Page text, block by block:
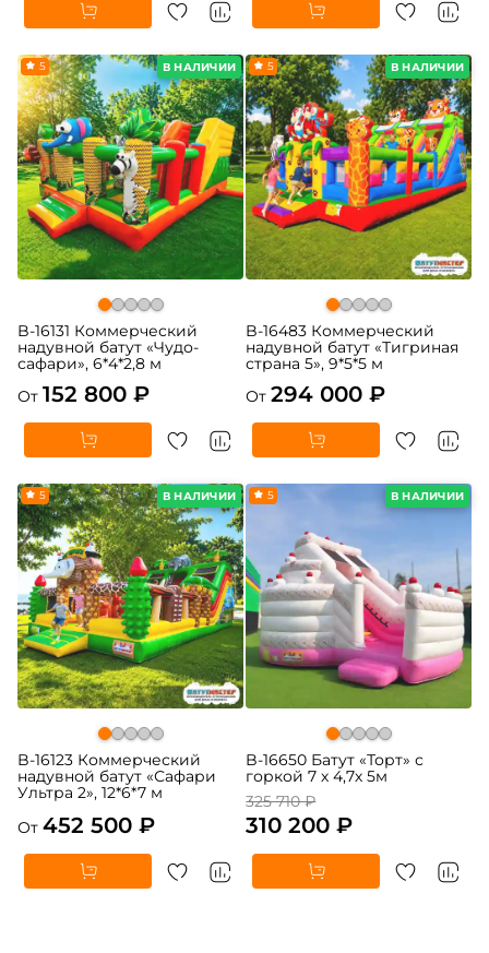
В НАЛИЧИИ
5
B-16131 Коммерческий
надувной батут «Чудо-
сафари», 6*4*2,8 м
От 152 800 ₽
В НАЛИЧИИ
5
B-16483 Коммерческий
надувной батут «Тигриная
страна 5», 9*5*5 м
От 294 000 ₽
В НАЛИЧИИ
5
B-16123 Коммерческий
надувной батут «Сафари
Ультра 2», 12*6*7 м
От 452 500 ₽
В НАЛИЧИИ
-5%
B-16650 Батут «Торт» с
горкой 7 х 4,7х 5м
325 710 ₽
310 200 ₽